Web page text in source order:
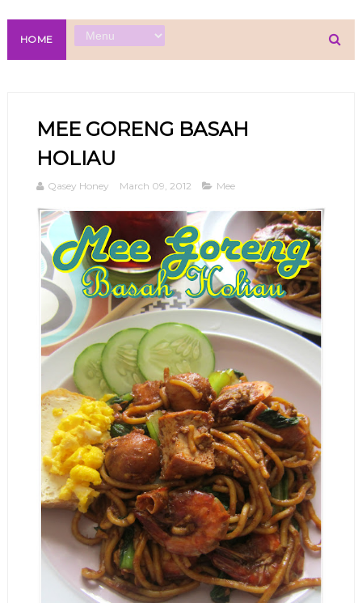
HOME
MEE GORENG BASAH
HOLIAU
Qasey Honey March 09, 2012 Mee